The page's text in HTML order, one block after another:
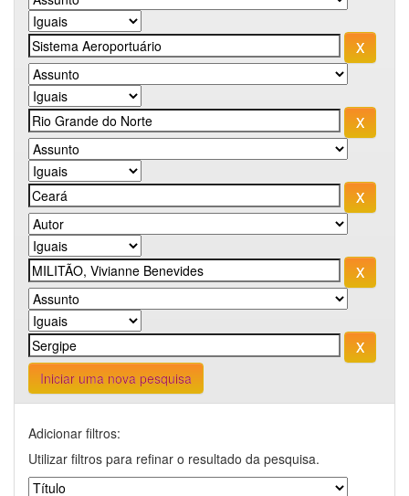
Iniciar uma nova pesquisa
Adicionar filtros:
Utilizar filtros para refinar o resultado da pesquisa.